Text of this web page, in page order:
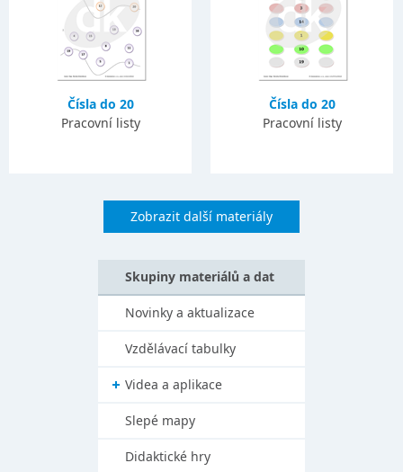
Čísla do 20
Pracovní listy
Čísla do 20
Pracovní listy
Zobrazit další materiály
Skupiny materiálů a dat
Novinky a aktualizace
Vzdělávací tabulky
Videa a aplikace
Slepé mapy
Didaktické hry